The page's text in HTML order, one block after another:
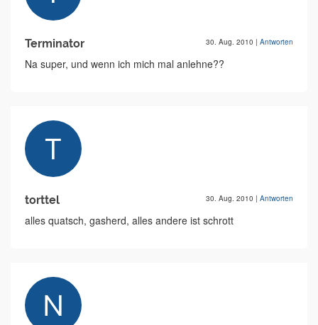
Terminator 30. Aug. 2010 | Antworten
Na super, und wenn ich mich mal anlehne??
torttel 30. Aug. 2010 | Antworten
alles quatsch, gasherd, alles andere ist schrott